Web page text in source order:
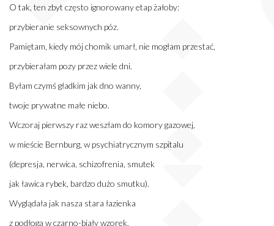
O tak, ten zbyt często ignorowany etap żałoby:
przybieranie seksownych póz.
Pamiętam, kiedy mój chomik umarł, nie mogłam przestać,
przybierałam pozy przez wiele dni.
Byłam czymś gładkim jak dno wanny,
twoje prywatne małe niebo.
Wczoraj pierwszy raz weszłam do komory gazowej,
w mieście Bernburg, w psychiatrycznym szpitalu
(depresja, nerwica, schizofrenia, smutek
jak ławica rybek, bardzo dużo smutku).
Wyglądała jak nasza stara łazienka
z podłogą w czarno-biały wzorek,